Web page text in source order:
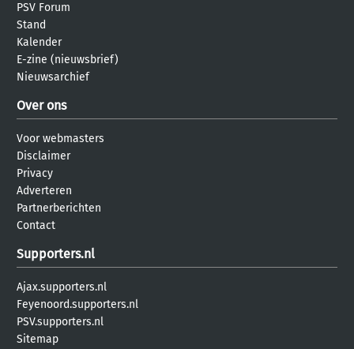
PSV Forum
Stand
Kalender
E-zine (nieuwsbrief)
Nieuwsarchief
Over ons
Voor webmasters
Disclaimer
Privacy
Adverteren
Partnerberichten
Contact
Supporters.nl
Ajax.supporters.nl
Feyenoord.supporters.nl
PSV.supporters.nl
Sitemap